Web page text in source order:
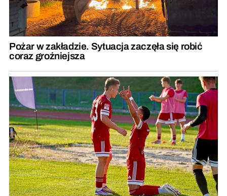
Pożar w zakładzie. Sytuacja zaczęła się robić
coraz groźniejsza